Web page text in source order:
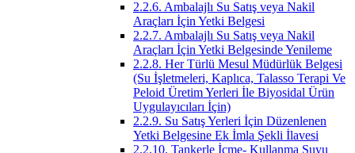
2.2.6. Ambalajlı Su Satış veya Nakil
Araçları İçin Yetki Belgesi
2.2.7. Ambalajlı Su Satış veya Nakil
Araçları İçin Yetki Belgesinde Yenileme
2.2.8. Her Türlü Mesul Müdürlük Belgesi
(Su İşletmeleri, Kaplıca, Talasso Terapi Ve
Peloid Üretim Yerleri İle Biyosidal Ürün
Uygulayıcıları İçin)
2.2.9. Su Satış Yerleri İçin Düzenlenen
Yetki Belgesine Ek İmla Şekli İlavesi
2.2.10. Tankerle İçme- Kullanma Suyu